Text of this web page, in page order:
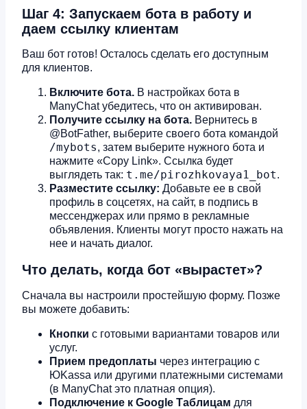
Шаг 4: Запускаем бота в работу и
даем ссылку клиентам
Ваш бот готов! Осталось сделать его доступным
для клиентов.
Включите бота. В настройках бота в
ManyChat убедитесь, что он активирован.
Получите ссылку на бота. Вернитесь в
@BotFather, выберите своего бота командой
/mybots, затем выберите нужного бота и
нажмите «Copy Link». Ссылка будет
выглядеть так: t.me/pirozhkovaya1_bot.
Разместите ссылку: Добавьте ее в свой
профиль в соцсетях, на сайт, в подпись в
мессенджерах или прямо в рекламные
объявления. Клиенты могут просто нажать на
нее и начать диалог.
Что делать, когда бот «вырастет»?
Сначала вы настроили простейшую форму. Позже
вы можете добавить:
Кнопки с готовыми вариантами товаров или
услуг.
Прием предоплаты через интеграцию с
ЮKassa или другими платежными системами
(в ManyChat это платная опция).
Подключение к Google Таблицам для